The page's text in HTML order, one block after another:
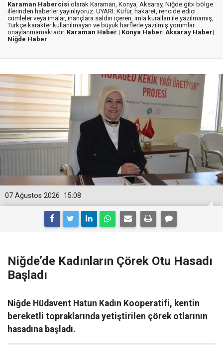
Karaman Habercisi olarak Karaman, Konya, Aksaray, Niğde gibi bölge
illerinden haberler yayınlıyoruz. UYARI: Küfür, hakaret, rencide edici
cümleler veya imalar, inançlara saldırı içeren, imla kuralları ile yazılmamış,
Türkçe karakter kullanılmayan ve büyük harflerle yazılmış yorumlar
onaylanmamaktadır. Karaman Haber | Konya Haber| Aksaray Haber|
Niğde Haber
15:08
07 Ağustos 2026
Niğde’de Kadınların Çörek Otu Hasadı
Başladı
Niğde Hüdavent Hatun Kadın Kooperatifi, kentin
bereketli topraklarında yetiştirilen çörek otlarının
hasadına başladı.